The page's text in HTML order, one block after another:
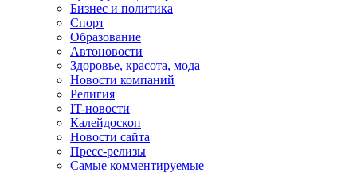
Бизнес и политика
Спорт
Образование
Автоновости
Здоровье, красота, мода
Новости компаний
Религия
IT-новости
Калейдоскоп
Новости сайта
Пресс-релизы
Самые комментируемые